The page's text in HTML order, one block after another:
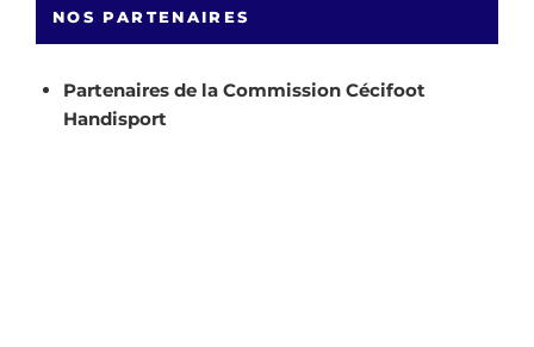
NOS PARTENAIRES
Partenaires de la Commission Cécifoot
Handisport